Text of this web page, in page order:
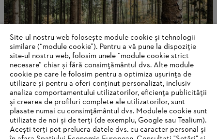
Despre STIHL
Site-ul nostru web folosește module cookie și tehnologii
similare (“module cookie”). Pentru a vă pune la dispoziție
site-ul nostru web, folosim unele “module cookie strict
necesare” chiar și fără consimțământul dvs. Alte module
cookie pe care le folosim pentru a optimiza ușurința de
utilizare și pentru a oferi conținut personalizat, inclusiv
analiza comportamentului utilizatorilor, eficiența publicității
și crearea de profiluri complete ale utilizatorilor, sunt
plasate numai cu consimțământul dvs. Modulele cookie sunt
utilizate de noi și de terți (de exemplu, Google sau Tealium).
Acești terți pot prelucra datele dvs. cu caracter personal și